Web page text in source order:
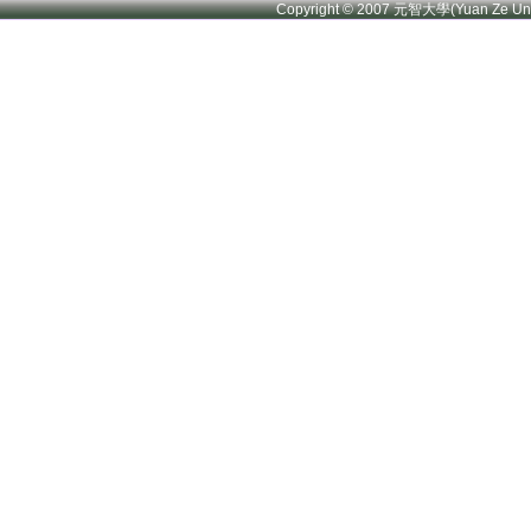
Copyright © 2007 元智大學(Yuan Ze